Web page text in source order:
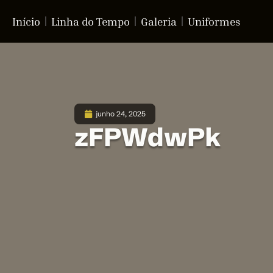
Início Linha do Tempo Galeria Uniformes
junho 24, 2025
zFPWdwPk